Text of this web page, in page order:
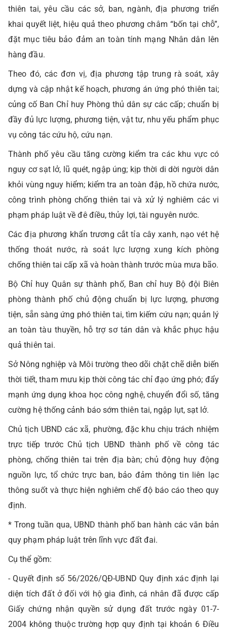
thiên tai, yêu cầu các sở, ban, ngành, địa phương triển
khai quyết liệt, hiệu quả theo phương châm “bốn tại chỗ”,
đặt mục tiêu bảo đảm an toàn tính mạng Nhân dân lên
hàng đầu.
Theo đó, các đơn vị, địa phương tập trung rà soát, xây
dựng và cập nhật kế hoạch, phương án ứng phó thiên tai;
củng cố Ban Chỉ huy Phòng thủ dân sự các cấp; chuẩn bị
đầy đủ lực lượng, phương tiện, vật tư, nhu yếu phẩm phục
vụ công tác cứu hộ, cứu nạn.
Thành phố yêu cầu tăng cường kiểm tra các khu vực có
nguy cơ sạt lở, lũ quét, ngập úng; kịp thời di dời người dân
khỏi vùng nguy hiểm; kiểm tra an toàn đập, hồ chứa nước,
công trình phòng chống thiên tai và xử lý nghiêm các vi
phạm pháp luật về đê điều, thủy lợi, tài nguyên nước.
Các địa phương khẩn trương cắt tỉa cây xanh, nạo vét hệ
thống thoát nước, rà soát lực lượng xung kích phòng
chống thiên tai cấp xã và hoàn thành trước mùa mưa bão.
Bộ Chỉ huy Quân sự thành phố, Ban chỉ huy Bộ đội Biên
phòng thành phố chủ động chuẩn bị lực lượng, phương
tiện, sẵn sàng ứng phó thiên tai, tìm kiếm cứu nạn; quản lý
an toàn tàu thuyền, hỗ trợ sơ tán dân và khắc phục hậu
quả thiên tai.
Sở Nông nghiệp và Môi trường theo dõi chặt chẽ diễn biến
thời tiết, tham mưu kịp thời công tác chỉ đạo ứng phó; đẩy
mạnh ứng dụng khoa học công nghệ, chuyển đổi số, tăng
cường hệ thống cảnh báo sớm thiên tai, ngập lụt, sạt lở.
Chủ tịch UBND các xã, phường, đặc khu chịu trách nhiệm
trực tiếp trước Chủ tịch UBND thành phố về công tác
phòng, chống thiên tai trên địa bàn; chủ động huy động
nguồn lực, tổ chức trực ban, bảo đảm thông tin liên lạc
thông suốt và thực hiện nghiêm chế độ báo cáo theo quy
định.
* Trong tuần qua, UBND thành phố ban hành các văn bản
quy phạm pháp luật trên lĩnh vực đất đai.
Cụ thể gồm:
- Quyết định số 56/2026/QĐ-UBND Quy định xác định lại
diện tích đất ở đối với hộ gia đình, cá nhân đã được cấp
Giấy chứng nhận quyền sử dụng đất trước ngày 01-7-
2004 không thuộc trường hợp quy định tại khoản 6 Điều